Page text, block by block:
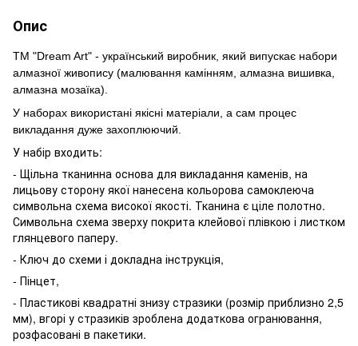
Опис
ТМ "Dream Art" - український виробник, який випускає набори
алмазної живопису (малювання камінням, алмазна вишивка,
алмазна мозаїка).
У наборах використані якісні матеріали, а сам процес
викладання дуже захоплюючий.
У набір входить:
- Щільна тканинна основа для викладання каменів, на
лицьову сторону якої нанесена кольорова самоклеюча
символьна схема високої якості. Тканина є ціле полотно.
Символьна схема зверху покрита клейової плівкою і листком
глянцевого паперу.
- Ключ до схеми і докладна інструкція,
- Пінцет,
- Пластикові квадратні знизу стразики (розмір приблизно 2,5
мм), вгорі у стразиків зроблена додаткова огранювання,
розфасовані в пакетики.